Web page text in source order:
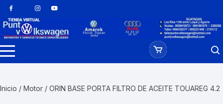
Saltar
contenido
Inicio / Motor / ORIN BASE PORTA FILTRO DE ACEITE TOUAREG 4.2